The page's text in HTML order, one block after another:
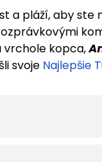
pláží, aby ste
vrchole kopca,
svoje Najlepšie